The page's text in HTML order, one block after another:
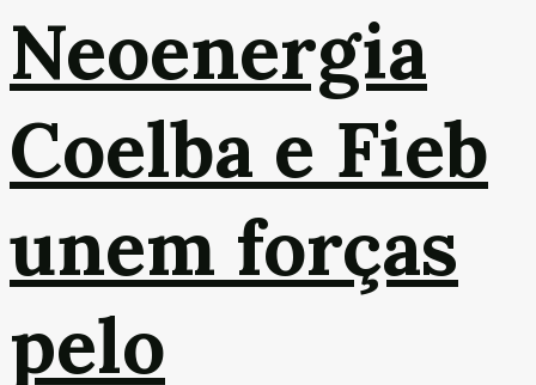
Neoenergia
Coelba e Fieb
unem forças
pelo